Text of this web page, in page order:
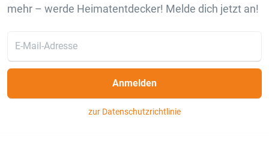
mehr – werde Heimatentdecker! Melde dich jetzt an!
Anmelden
zur Datenschutzrichtlinie